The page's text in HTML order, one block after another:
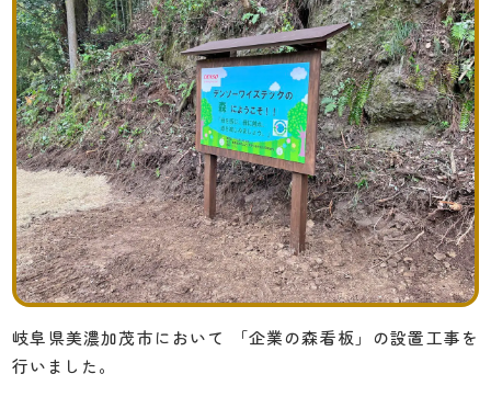
岐阜県美濃加茂市において
「企業の森看板」の設置工事を
行いました。